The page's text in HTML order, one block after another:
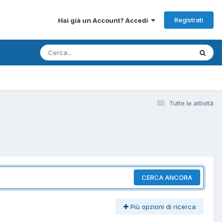
Hai già un Account? Accedi Registrati
Tutte le attività
CERCA ANCORA
Più opzioni di ricerca